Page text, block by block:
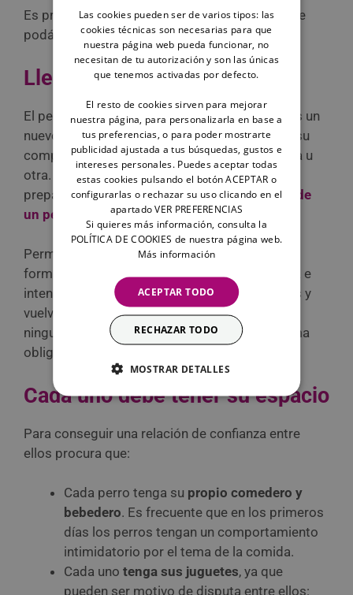
Es preferible que los dos lleven correa para que
podáis corregir cualquier movimiento.
Llegada a casa
El perro nuevoolerá todo(déjalo, es normal, es un
nuevo territorio) y el otro estará muy atento a su
comportamiento para reaccionar de una forma u
otra. De hecho, es de vital importancia que
prepares bien tu hogar para laprimera noche de
un perro adoptado.
Permite la interacción entre ellos
forma corta y positiva, evitando que sean larga e
intensa. Si hay alguna señal de tensión, aléjalos y
vuelve a intentarlo después, nunca presiones a
ninguno de los dos perros a aceptarse de forma
obligatoria.
Cada uno debe tener su espacio
Para conseguir una relación de confianza entre
ellos procura que:
Cada perro tenga su propio comedero y
bebedero. Es frecuente que en los primeros
días los perros tengan un comportamiento
intimidatorio por el tema de la comida.
Cada uno tenga sus juguetes, ya que
pueden ser motivo de disputa entre ellos:
Las cookies pueden ser de varios tipos: las
cookies técnicas son necesarias para que
nuestra página web pueda funcionar, no
necesitan de tu autorización y son las únicas
que tenemos activadas por defecto.
El resto de cookies sirven para mejorar
nuestra página, para personalizarla en base a
tus preferencias, o para poder mostrarte
publicidad ajustada a tus búsquedas, gustos e
intereses personales. Puedes aceptar todas
estas cookies pulsando el botón ACEPTAR o
configurarlas o rechazar su uso clicando en el
apartado VER PREFERENCIAS
Si quieres más información, consulta la
POLÍTICA DE COOKIES de nuestra página web.
Más información
ACEPTAR TODO
RECHAZAR TODO
MOSTRAR DETALLES